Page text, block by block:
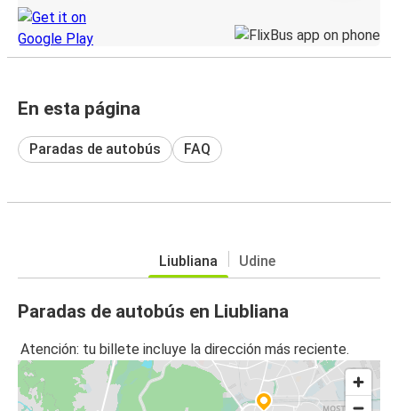
En esta página
Paradas de autobús FAQ
Liubliana Udine
Paradas de autobús en Liubliana
Atención: tu billete incluye la dirección más reciente.